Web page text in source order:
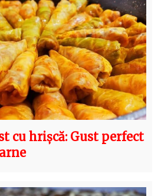
cu hrișcă: Gust perfect